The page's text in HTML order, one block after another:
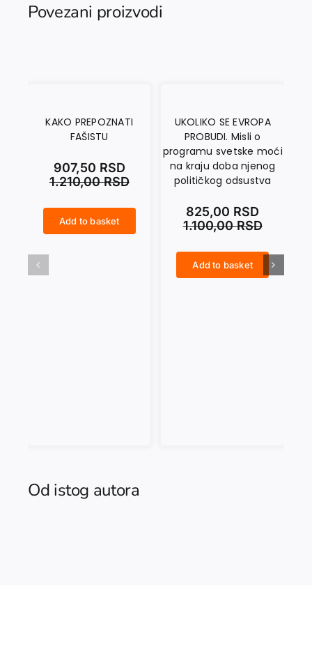
Povezani proizvodi
KAKO PREPOZNATI
FAŠISTU
1.210,00RSD
907,50 RSD
Add to basket
UKOLIKO SE EVROPA
PROBUDI. Misli o
programu svetske moći
na kraju doba njenog
političkog odsustva
1.100,00RSD
825,00 RSD
Add to basket
Od istog autora